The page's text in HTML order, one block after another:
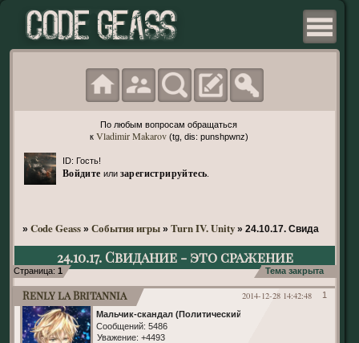
По любым вопросам обращаться
к Vladimir Makarov(tg, dis: punshpwnz)
ID: Гость!
Войдите или зарегистрируйтесь
» Code Geass » События игры » Turn IV. Unity » 24.10.17. Свидание -
24.10.17. Свидание - это сражение
Страница: 1 Тема закрыта
1
2014-12-28 14:42:48
Renly la Britannia
Мальчик-скандал (Политический)
Сообщений: 5486
Уважение: +4493